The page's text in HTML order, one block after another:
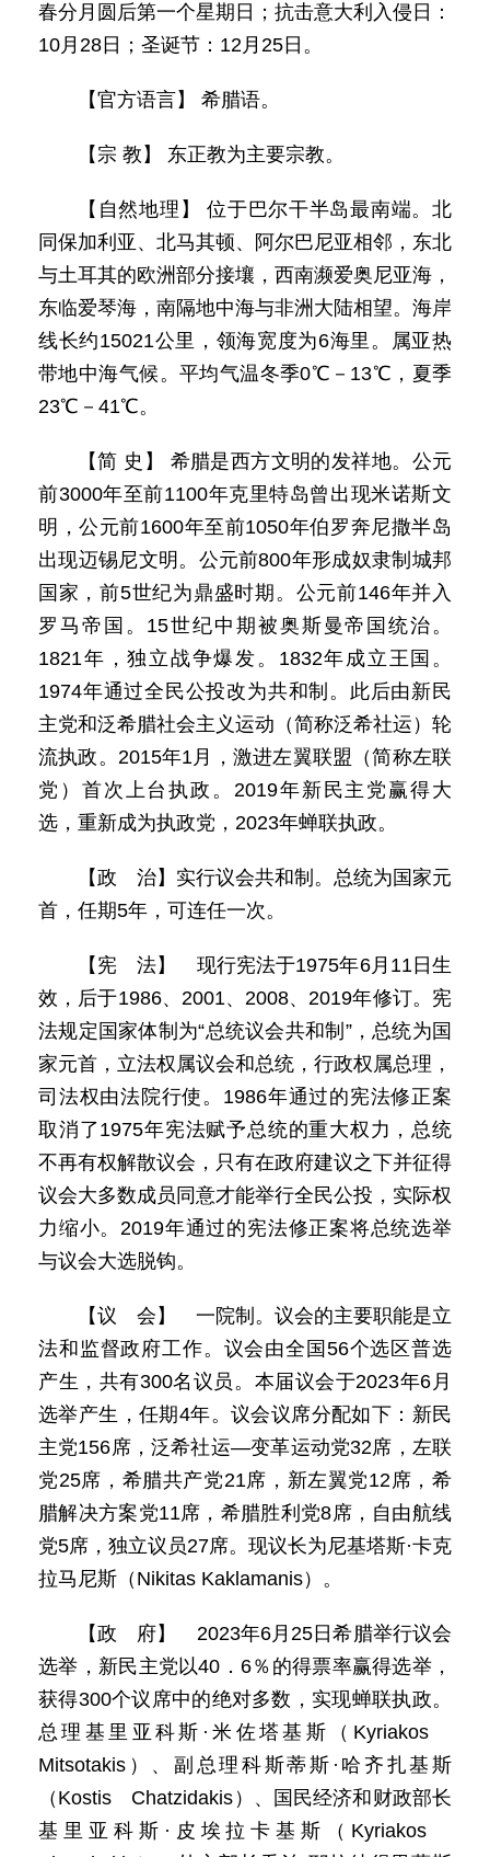
春分月圆后第一个星期日；抗击意大利入侵日：
10月28日；圣诞节：12月25日。
【官方语言】 希腊语。
【宗 教】 东正教为主要宗教。
【自然地理】 位于巴尔干半岛最南端。北
同保加利亚、北马其顿、阿尔巴尼亚相邻，东北
与土耳其的欧洲部分接壤，西南濒爱奥尼亚海，
东临爱琴海，南隔地中海与非洲大陆相望。海岸
线长约15021公里，领海宽度为6海里。属亚热
带地中海气候。平均气温冬季0℃－13℃，夏季
23℃－41℃。
【简 史】 希腊是西方文明的发祥地。公元
前3000年至前1100年克里特岛曾出现米诺斯文
明，公元前1600年至前1050年伯罗奔尼撒半岛
出现迈锡尼文明。公元前800年形成奴隶制城邦
国家，前5世纪为鼎盛时期。公元前146年并入
罗马帝国。15世纪中期被奥斯曼帝国统治。
1821年，独立战争爆发。1832年成立王国。
1974年通过全民公投改为共和制。此后由新民
主党和泛希腊社会主义运动（简称泛希社运）轮
流执政。2015年1月，激进左翼联盟（简称左联
党）首次上台执政。2019年新民主党赢得大
选，重新成为执政党，2023年蝉联执政。
【政 治】实行议会共和制。总统为国家元
首，任期5年，可连任一次。
【宪 法】 现行宪法于1975年6月11日生
效，后于1986、2001、2008、2019年修订。宪
法规定国家体制为“总统议会共和制”，总统为国
家元首，立法权属议会和总统，行政权属总理，
司法权由法院行使。1986年通过的宪法修正案
取消了1975年宪法赋予总统的重大权力，总统
不再有权解散议会，只有在政府建议之下并征得
议会大多数成员同意才能举行全民公投，实际权
力缩小。2019年通过的宪法修正案将总统选举
与议会大选脱钩。
【议 会】 一院制。议会的主要职能是立
法和监督政府工作。议会由全国56个选区普选
产生，共有300名议员。本届议会于2023年6月
选举产生，任期4年。议会议席分配如下：新民
主党156席，泛希社运—变革运动党32席，左联
党25席，希腊共产党21席，新左翼党12席，希
腊解决方案党11席，希腊胜利党8席，自由航线
党5席，独立议员27席。现议长为尼基塔斯·卡克
拉马尼斯（Nikitas Kaklamanis）。
【政 府】 2023年6月25日希腊举行议会
选举，新民主党以40．6％的得票率赢得选举，
获得300个议席中的绝对多数，实现蝉联执政。
总理基里亚科斯·米佐塔基斯（Kyriakos
Mitsotakis）、副总理科斯蒂斯·哈齐扎基斯
（Kostis Chatzidakis）、国民经济和财政部长
基里亚科斯·皮埃拉卡基斯（Kyriakos